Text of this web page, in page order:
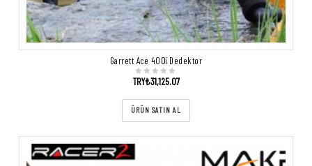
Garrett Ace 400i Dedektor
TRY₺31,125.07
ÜRÜN SATIN AL